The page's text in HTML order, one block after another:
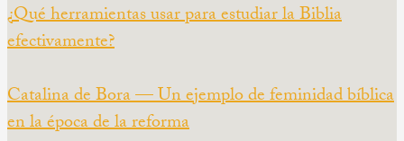
¿Qué herramientas usar para estudiar la Biblia
efectivamente?
Catalina de Bora — Un ejemplo de feminidad bíblica
en la época de la reforma